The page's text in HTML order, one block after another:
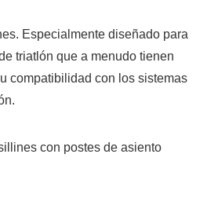
Especialmente diseñado para
triatlón que a menudo tienen
compatibilidad con los sistemas
con postes de asiento